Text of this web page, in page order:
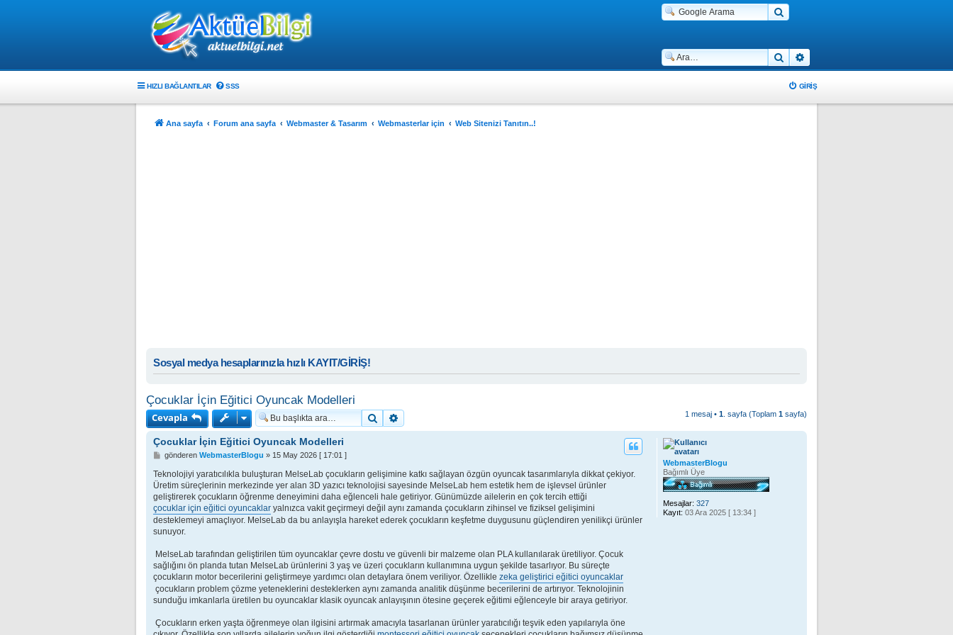
Ara
HIZLI BAĞLANTILAR SSS GIRIŞ
Ana sayfa Forum ana sayfa Webmaster & Tasarım Webmasterlar için Web Sitenizi Tanıtın..!
Sosyal medya hesaplarınızla hızlı KAYIT/GİRİŞ!
Çocuklar İçin Eğitici Oyuncak Modelleri
Cevapla
Ara 1 mesaj • 1 . sayfa (Toplam 1 sayfa)
WebmasterBlogu
Bağımlı Üye
Mesajlar: 327
Kayıt: 03 Ara 2025 [ 13:34 ]
Çocuklar İçin Eğitici Oyuncak Modelleri
M
s
a
gönderen WebmasterBlogu » 15 May 2026 [ 17:01 ]
Teknolojiyi yaratıcılıkla buluşturan MelseLab çocukların gelişimine katkı sağlayan özgün oyuncak tasarımlarıyla dikkat çekiyor.
Üretim süreçlerinin merkezinde yer alan 3D yazıcı teknolojisi sayesinde MelseLab hem estetik hem de işlevsel ürünler
geliştirerek çocukların öğrenme deneyimini daha eğlenceli hale getiriyor. Günümüzde ailelerin en çok tercih ettiği
çocuklar için eğitici oyuncaklar yalnızca vakit geçirmeyi değil aynı zamanda çocukların zihinsel ve fiziksel gelişimini
desteklemeyi amaçlıyor. MelseLab da bu anlayışla hareket ederek çocukların keşfetme duygusunu güçlendiren yenilikçi ürünler
sunuyor.
MelseLab tarafından geliştirilen tüm oyuncaklar çevre dostu ve güvenli bir malzeme olan PLA kullanılarak üretiliyor. Çocuk
sağlığını ön planda tutan MelseLab ürünlerini 3 yaş ve üzeri çocukların kullanımına uygun şekilde tasarlıyor. Bu süreçte
çocukların motor becerilerini geliştirmeye yardımcı olan detaylara önem veriliyor. Özellikle zeka geliştirici eğitici oyuncaklar
çocukların problem çözme yeteneklerini desteklerken aynı zamanda analitik düşünme becerilerini de artırıyor. Teknolojinin
sunduğu imkanlarla üretilen bu oyuncaklar klasik oyuncak anlayışının ötesine geçerek eğitimi eğlenceyle bir araya getiriyor.
Çocukların erken yaşta öğrenmeye olan ilgisini artırmak amacıyla tasarlanan ürünler yaratıcılığı teşvik eden yapılarıyla öne